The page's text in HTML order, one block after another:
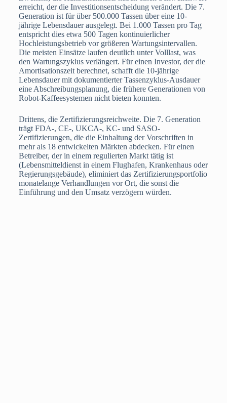
erreicht, der die Investitionsentscheidung verändert. Die 7.
Generation ist für über 500.000 Tassen über eine 10-
jährige Lebensdauer ausgelegt. Bei 1.000 Tassen pro Tag
entspricht dies etwa 500 Tagen kontinuierlicher
Hochleistungsbetrieb vor größeren Wartungsintervallen.
Die meisten Einsätze laufen deutlich unter Volllast, was
den Wartungszyklus verlängert. Für einen Investor, der die
Amortisationszeit berechnet, schafft die 10-jährige
Lebensdauer mit dokumentierter Tassenzyklus-Ausdauer
eine Abschreibungsplanung, die frühere Generationen von
Robot-Kaffeesystemen nicht bieten konnten.
Drittens, die Zertifizierungsreichweite. Die 7. Generation
trägt FDA-, CE-, UKCA-, KC- und SASO-
Zertifizierungen, die die Einhaltung der Vorschriften in
mehr als 18 entwickelten Märkten abdecken. Für einen
Betreiber, der in einem regulierten Markt tätig ist
(Lebensmitteldienst in einem Flughafen, Krankenhaus oder
Regierungsgebäude), eliminiert das Zertifizierungsportfolio
monatelange Verhandlungen vor Ort, die sonst die
Einführung und den Umsatz verzögern würden.